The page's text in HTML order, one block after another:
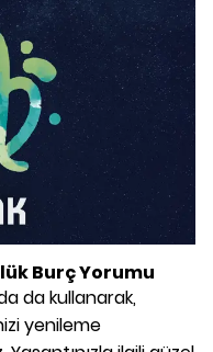
Burç Yorumu
da kullanarak,
yenileme